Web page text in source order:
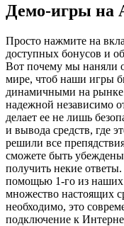
Демо-игры на
Просто нажмите на
доступных бонусов и
Вот почему мы наняли
мире, чтоб наши игры
динамичными на рынке.
надежной независимо
делает ее не лишь
и вывода средств, где
решили все
сможете быть
получить некие
помощью 1-го из наших
множество настоящих
необходимо, это
подключение к